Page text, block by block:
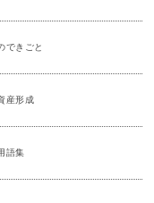
できごと
産形成
語集